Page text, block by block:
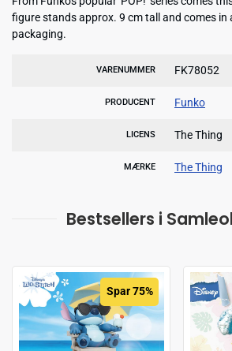
figure stands approx. 9 cm tall and comes in
packaging.
VARENUMMER FK78052
PRODUCENT Funko
LICENS The Thing
MÆRKE The Thing
Bestsellers i
Spar 75%